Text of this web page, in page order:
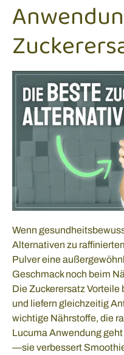
Wenn
Alternativen zu
Pulver eine
Geschmack noch beim
Die Zuckerersatz
und liefern gleichzeitig
wichtige Nährstoffe, die
Lucuma Anwendung
—sie verbessert